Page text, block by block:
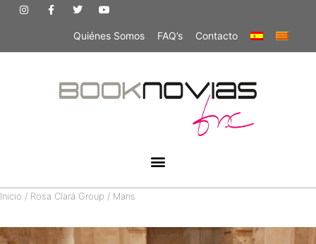
Quiénes Somos FAQ’s Contacto
Inicio / Rosa Clará Group / Maris